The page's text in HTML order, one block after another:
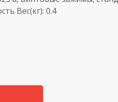
Вес(кг): 0.4